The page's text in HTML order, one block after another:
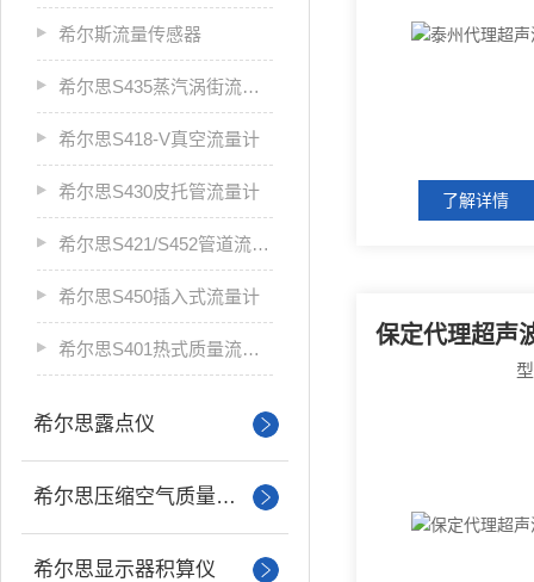
希尔斯流量传感器
希尔思S435蒸汽涡街流量计
希尔思S418-V真空流量计
希尔思S430皮托管流量计
希尔思S421/S452管道流量计
希尔思S450插入式流量计
希尔思S401热式质量流量计
希尔思露点仪
希尔思压缩空气质量分析
希尔思显示器积算仪
了解详情